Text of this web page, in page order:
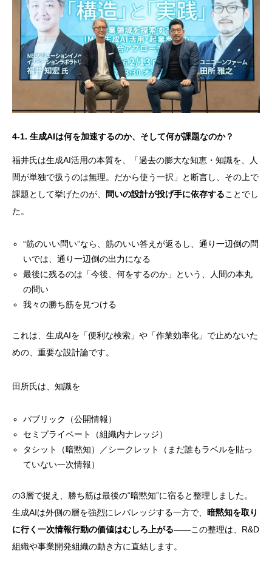
4-1. 生成AIは何を加速するのか、そして何が課題なのか？
福井氏は生成AI活用の本質を、「過去の膨大な知恵・知識を、人
間が単独で扱うのは無理。だから使う一択」と断言し、その上で
課題として挙げたのが、
問いの設計が投げ手に依存することでし
た。
“筋のいい問い”なら、筋のいい答えが返るし、通り一辺倒の問
いでは、通り一辺倒の出力になる
最後に残るのは「今後、何をするのか」という、人間の本丸
の問い
我々の勝ち筋を見つける
これは、生成AIを「便利な検索」や「作業効率化」で止めないた
めの、重要な設計論です。
田所氏は、知識を
パブリック（公開情報）
セミプライベート（組織内ナレッジ）
タシット（暗黙知）／シークレット（まだ誰もラベルを貼っ
ていない一次情報）
の3層で捉え、勝ち筋は最後の“暗黙知”に宿ると整理しました。
生成AIは外側の層を強烈にレバレッジする一方で、 暗黙知を取り
に行く一次情報行動の価値はむしろ上がる——この整理は、R&D
組織や事業開発組織の動き方に直結します。